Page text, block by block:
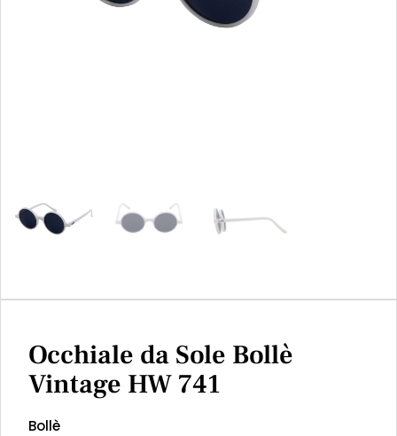
Occhiale da Sole Bollè
Vintage HW 741
Bollè